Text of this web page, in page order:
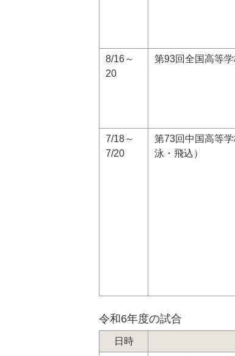
8/16～
20
第93回全国高等
7/18～
7/20
第73回中国高等
泳・飛込）
令和6年度の試合
日時